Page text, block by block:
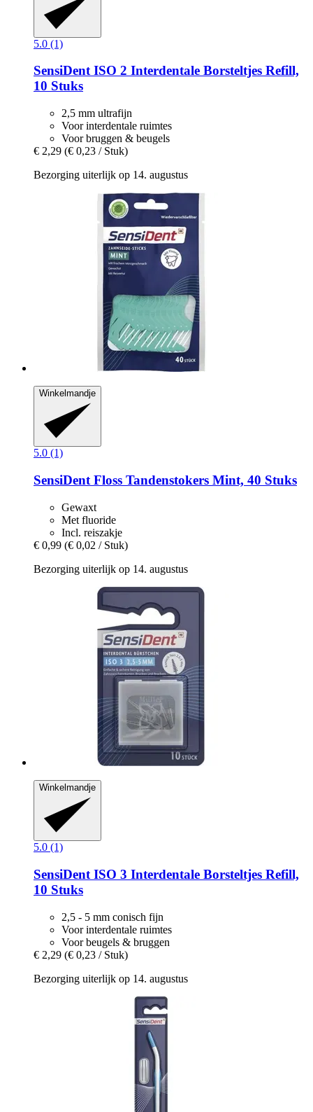
5.0 (1)
SensiDentISO 2 Interdentale Borsteltjes Refill,
10 Stuks
2,5 mm ultrafijn
Voor interdentale ruimtes
Voor bruggen & beugels
€ 2,29 (€ 0,23 / Stuk)
Bezorging uiterlijk op 14. augustus
Winkelmandje
5.0 (1)
SensiDent Floss Tandenstokers Mint, 40 Stuks
Gewaxt
Met fluoride
Incl. reiszakje
€ 0,99 (€ 0,02 / Stuk)
Bezorging uiterlijk op 14. augustus
Winkelmandje
5.0 (1)
SensiDent ISO 3 Interdentale Borsteltjes Refill,
10 Stuks
2,5 - 5 mm conisch fijn
Voor interdentale ruimtes
Voor beugels & bruggen
€ 2,29 (€ 0,23 / Stuk)
Bezorging uiterlijk op 14. augustus